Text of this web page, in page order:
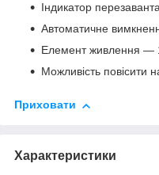
Індикатор
Автоматичне
Елемент живлення —
Можливість повісити
Приховати
Характеристики